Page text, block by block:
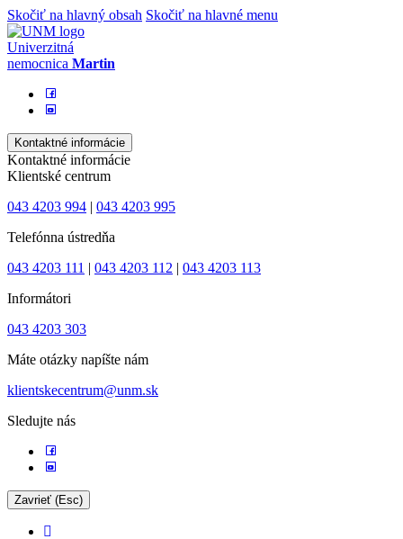
Skočiť na hlavný obsah Skočiť na hlavné menu
Univerzitná
nemocnica Martin
Kontaktné informácie
Kontaktné informácie
Klientské centrum
043 4203 994 | 043 4203 995
Telefónna ústredňa
043 4203 111 | 043 4203 112 | 043 4203 113
Informátori
043 4203 303
Máte otázky napíšte nám
klientskecentrum@unm.sk
Sledujte nás
Zavrieť (Esc)